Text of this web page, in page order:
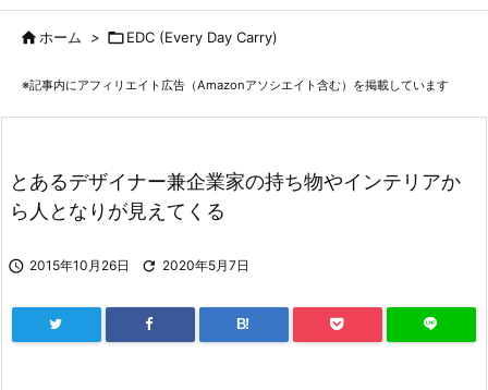
サイド
次へ
検索
ホーム > EDC (Every Day Carry)
※記事内にアフィリエイト広告（Amazonアソシエイト含む）を掲載しています
とあるデザイナー兼企業家の持ち物やインテリアか
ら人となりが見えてくる
 2015年10月26日  2020年5月7日
B!